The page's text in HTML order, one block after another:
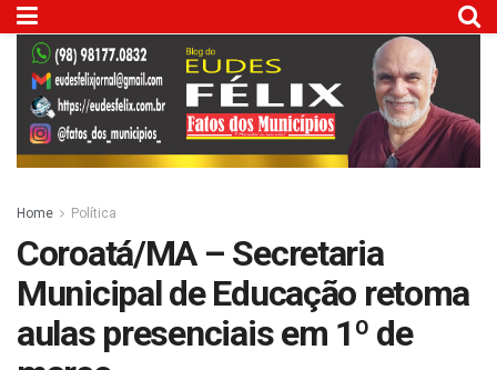
Home Política
Coroatá/MA – Secretaria
Municipal de Educação retoma
aulas presenciais em 1º de